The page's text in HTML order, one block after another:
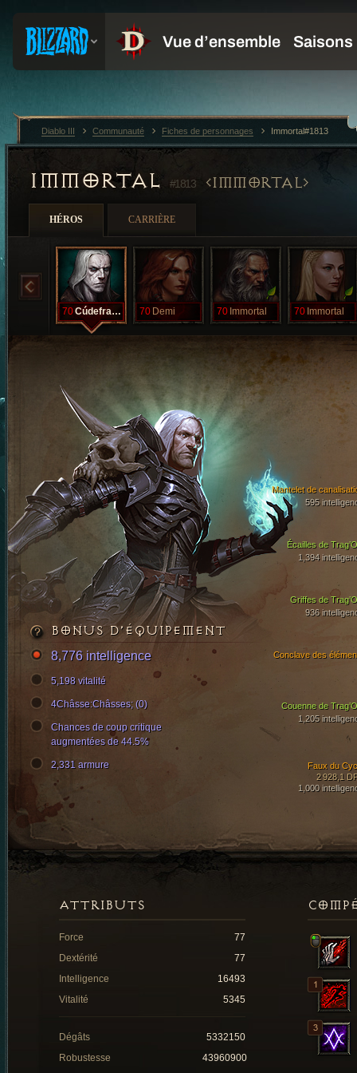
IMMORTAL #1813 IMMORTAL
HÉROS CARRIÈRE
70 Cúdefrango 70 Demi 70 Immortal 70 Immortal
Écailles de
1,394
Griffes de
936
Mantelet de
595
Couenne de
1,205
Faux du
2 928,1
1,000
Conclave des
BONUS D’ÉQUIPEMENT
8,776 intelligence
5,198 vitalité
4Châsse:Châsses; (0)
Chances de coup critique
augmentées de 44.5%
2,331 armure
ATTRIBUTS
Force
77
Dextérité
77
Intelligence
16493
Vitalité
5345
Dégâts
5332150
Robustesse
43960900
Diablo III Communauté Fiches de personnages Immortal#1813